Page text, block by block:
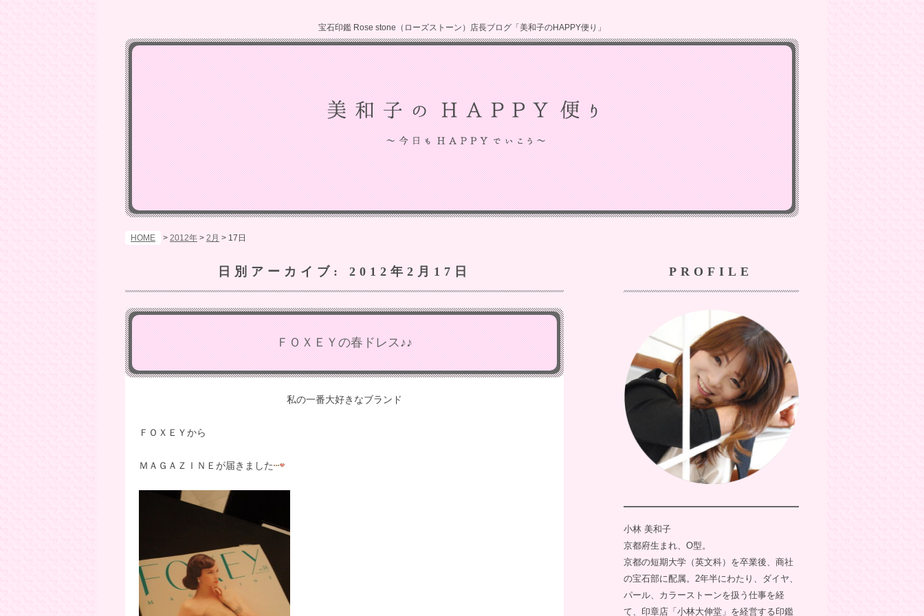
宝石印鑑 Rose stone（ローズストーン）店長ブログ「美和子のHAPPY便り」
HOME > 2012年 > 2月 > 17日
日別アーカイブ: 2012年2月17日
ＦＯＸＥＹの春ドレス♪♪
私の一番大好きなブランド
ＦＯＸＥＹから
ＭＡＧＡＺＩＮＥが届きました
PROFILE
小林 美和子
京都府生まれ、O型。
京都の短期大学（英文科）を卒業後、商社
の宝石部に配属。2年半にわたり、ダイヤ、
パール、カラーストーンを扱う仕事を経
て、印章店「小林大伸堂」を経営する印鑑